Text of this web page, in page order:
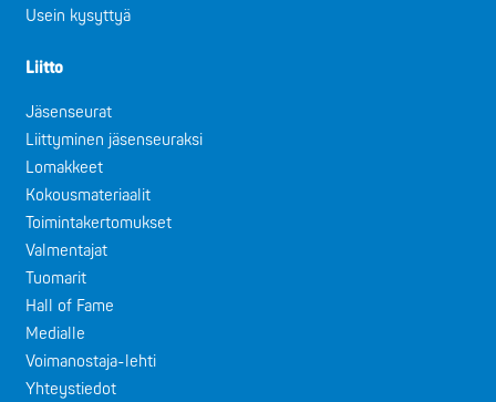
Usein kysyttyä
Liitto
Jäsenseurat
Liittyminen jäsenseuraksi
Lomakkeet
Kokousmateriaalit
Toimintakertomukset
Valmentajat
Tuomarit
Hall of Fame
Medialle
Voimanostaja-lehti
Yhteystiedot